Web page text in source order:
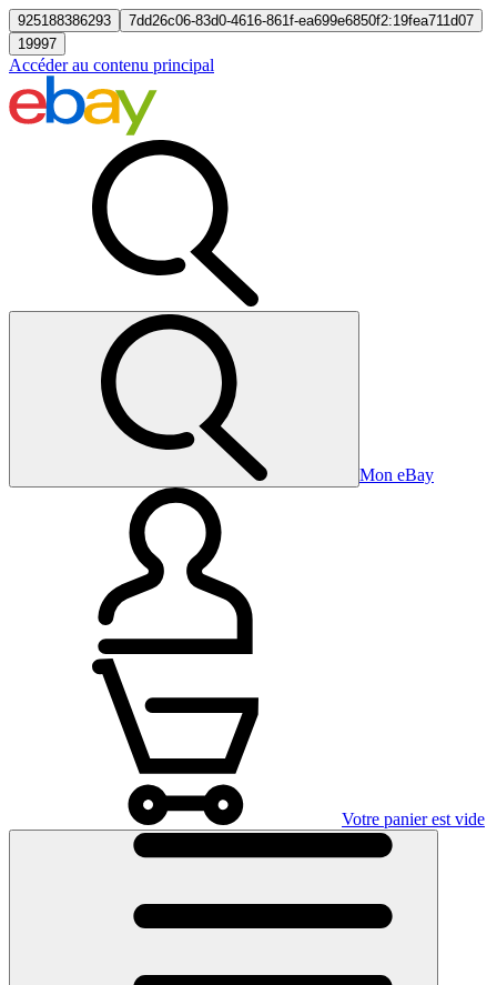
925188386293
7dd26c06-83d0-4616-861f-ea699e6850f2:19fea711d07
19997
Accéder au contenu principal
Mon eBay
Votre panier est vide